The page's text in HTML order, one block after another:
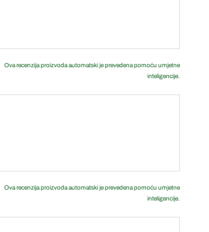
Ova recenzija proizvoda automatski je prevedena pomoću umjetne
inteligencije.
Ova recenzija proizvoda automatski je prevedena pomoću umjetne
inteligencije.